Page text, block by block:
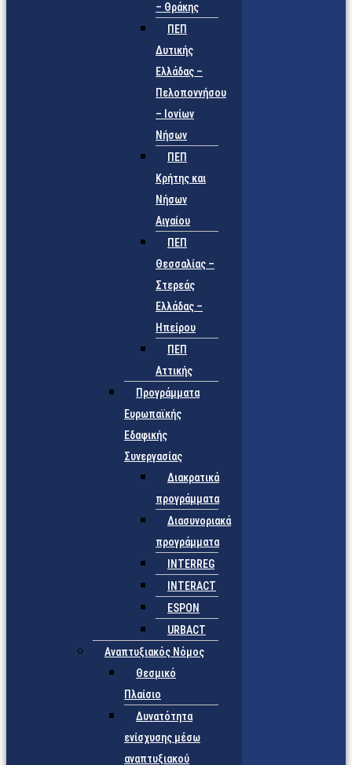
– Θράκης
ΠΕΠ
Δυτικής
Ελλάδας –
Πελοποννήσου
– Ιονίων
Νήσων
ΠΕΠ
Κρήτης και
Νήσων
Αιγαίου
ΠΕΠ
Θεσσαλίας –
Στερεάς
Ελλάδας –
Ηπείρου
ΠΕΠ
Αττικής
Προγράμματα
Ευρωπαϊκής
Εδαφικής
Συνεργασίας
Διακρατικά
προγράμματα
Διασυνοριακά
προγράμματα
INTERREG
INTERACT
ESPON
URBACT
Αναπτυξιακός Νόμος
Θεσμικό
Πλαίσιο
Δυνατότητα
ενίσχυσης μέσω
αναπτυξιακού